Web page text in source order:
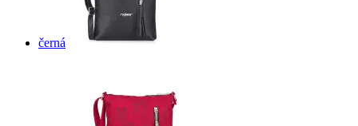
černá